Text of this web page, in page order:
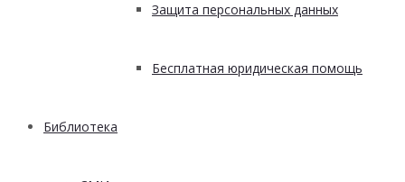
Защита персональных данных
Бесплатная юридическая помощь
Библиотека